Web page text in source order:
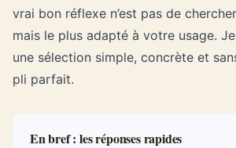
vrai bon réflexe n’est pas de
mais le plus adapté à votre usage.
une sélection simple, concrète et
pli parfait.
En bref : les réponses rapides